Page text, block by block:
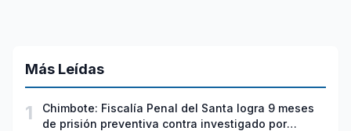
Más Leídas
1
Chimbote: Fiscalía Penal del Santa logra 9 meses
de prisión preventiva contra investigado por